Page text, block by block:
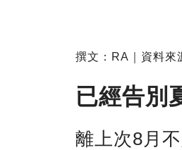
撰文：RA｜資料
已經告別
離上次8月